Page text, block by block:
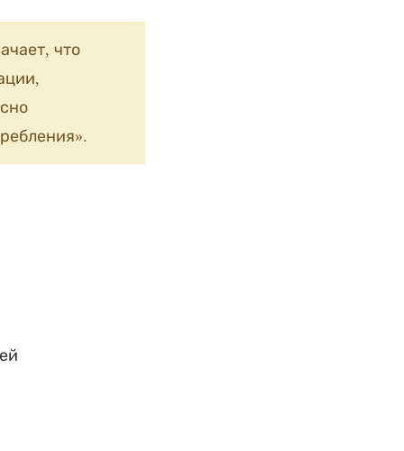
что